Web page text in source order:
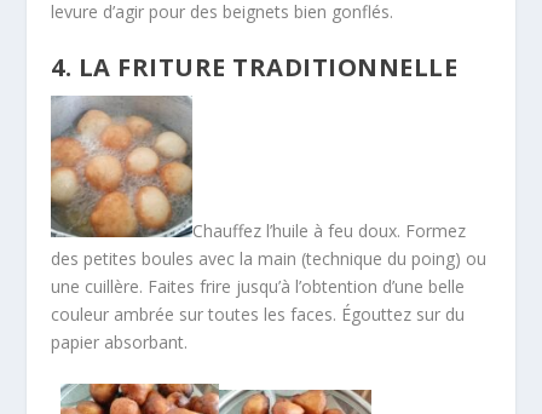
levure d’agir pour des beignets bien gonflés.
4. LA FRITURE TRADITIONNELLE
Chauffez l’huile à feu doux. Formez
des petites boules avec la main (technique du poing) ou
une cuillère. Faites frire jusqu’à l’obtention d’une belle
couleur ambrée sur toutes les faces. Égouttez sur du
papier absorbant.